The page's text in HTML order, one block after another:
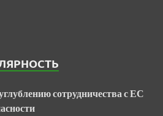
сотрудничества с ЕС